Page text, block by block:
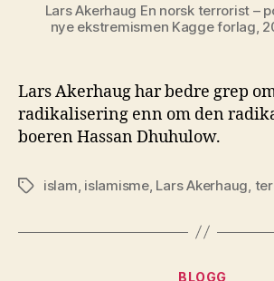
Lars Akerhaug En norsk terrorist –
nye ekstremismen Kagge forlag,
Lars Akerhaug har bedre grep
radikalisering enn om den
boeren Hassan Dhuhulow.
Stikkord
islam, islamisme, Lars Akerhaug,
Kategorier
BLOGG